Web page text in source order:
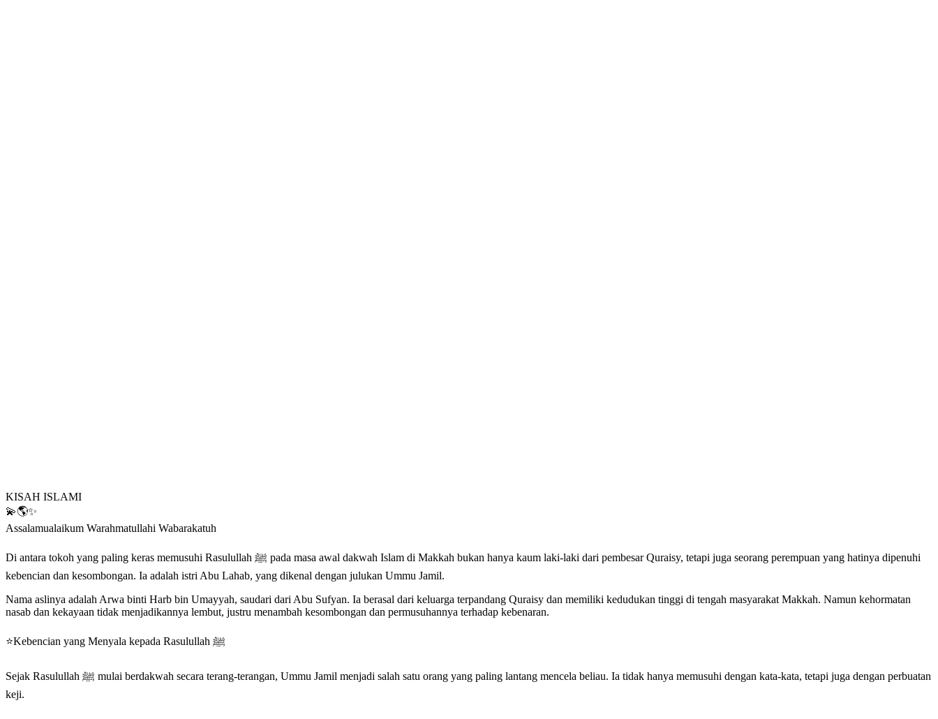
KISAH ISLAMI
💫🌎✨
Assalamualaikum Warahmatullahi Wabarakatuh
Di antara tokoh yang paling keras memusuhi Rasulullah ﷺ pada masa awal dakwah Islam di Makkah bukan hanya kaum laki-laki dari pembesar Quraisy, tetapi juga seorang perempuan yang hatinya dipenuhi
kebencian dan kesombongan. Ia adalah istri Abu Lahab, yang dikenal dengan julukan Ummu Jamil.
Nama aslinya adalah Arwa binti Harb bin Umayyah, saudari dari Abu Sufyan. Ia berasal dari keluarga terpandang Quraisy dan memiliki kedudukan tinggi di tengah masyarakat Makkah. Namun kehormatan
nasab dan kekayaan tidak menjadikannya lembut, justru menambah kesombongan dan permusuhannya terhadap kebenaran.
⭐Kebencian yang Menyala kepada Rasulullah ﷺ
Sejak Rasulullah ﷺ mulai berdakwah secara terang-terangan, Ummu Jamil menjadi salah satu orang yang paling lantang mencela beliau. Ia tidak hanya memusuhi dengan kata-kata, tetapi juga dengan perbuatan
keji.